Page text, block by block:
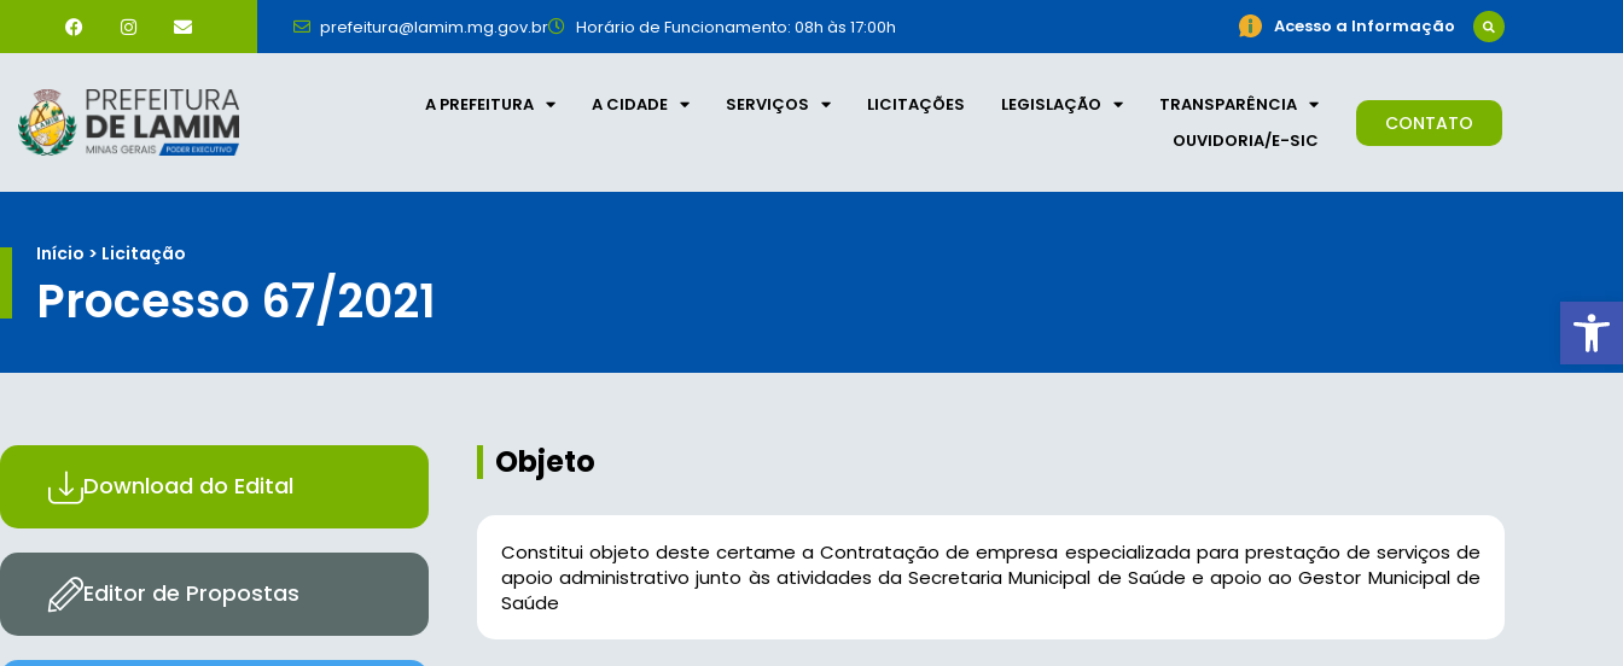
prefeitura@lamim.mg.gov.br Horário de Funcionamento: 08h às 17:00h Acesso a Informação
A PREFEITURA A CIDADE SERVIÇOS LICITAÇÕES LEGISLAÇÃO
TRANSPARÊNCIA
OUVIDORIA/E-SIC
CONTATO
Início > Licitação
Processo 67/2021
Download do Edital
Editor de Propostas
Objeto
Constitui objeto deste certame a Contratação de empresa especializada para prestação de serviços de
apoio administrativo junto às atividades da Secretaria Municipal de Saúde e apoio ao Gestor Municipal de
Saúde